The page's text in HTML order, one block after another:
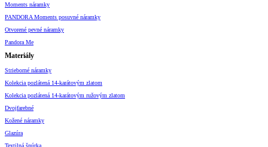
Moments náramky
PANDORA Moments posuvné náramky
Otvorené pevné náramky
Pandora Me
Materiály
Strieborné náramky
Kolekcia pozlátená 14-karátovým zlatom
Kolekcia pozlátená 14-karátovým ružovým zlatom
Dvojfarebné
Kožené náramky
Glazúra
Textilná šnúrka